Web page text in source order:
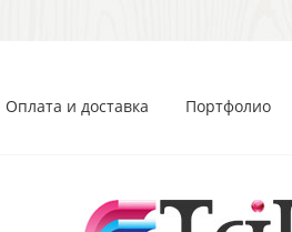
Оплата и доставка Портфолио